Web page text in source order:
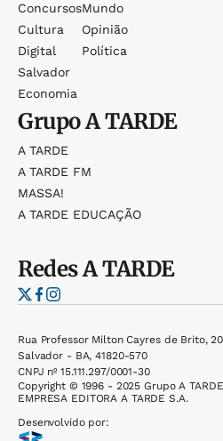
Concursos
Cultura
Digital
Salvador
Economia
Mundo
Opinião
Política
GrupoA TARDE
A TARDE
A TARDE FM
MASSA!
A TARDE EDUCAÇÃO
RedesA TARDE
Rua Professor Milton Cayres de Brito,
Salvador - BA, 41820-570
CNPJ nº 15.111.297/0001-30
Copyright © 1996 - 2025 Grupo A
EMPRESA EDITORA A TARDE S.A.
Desenvolvido por: